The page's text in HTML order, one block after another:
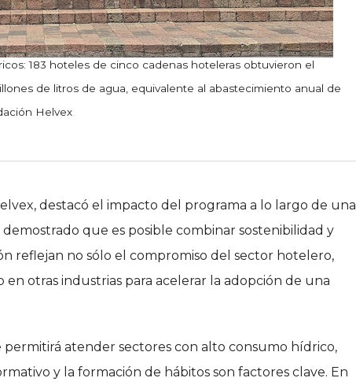
183 hoteles de cinco cadenas hoteleras obtuvieron el
de litros de agua, equivalente al abastecimiento anual de
Helvex
destacó el impacto del programa a lo largo de una
que es posible combinar sostenibilidad y
reflejan no sólo el compromiso del sector hotelero,
otras industrias para acelerar la adopción de una
atender sectores con alto consumo hídrico,
y la formación de hábitos son factores clave. En